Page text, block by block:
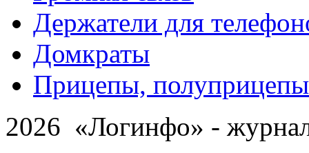
Держатели для
Домкраты
Прицепы, полуприцепы
2026 «Логинфо» -